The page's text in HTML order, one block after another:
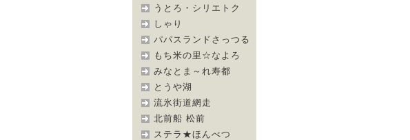
うとろ・シリエトク
しゃり
パパスランドさっつる
もち米の里☆なよろ
みなとま～れ寿都
とうや湖
流氷街道網走
北前船 松前
ステラ★ほんべつ